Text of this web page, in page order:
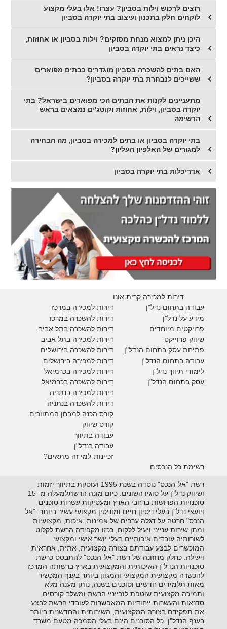
רוצים לרכוש וילות בסביון? עצרו! אלו בעלי מקצוע
לוקחים חלק בתכנון ועיצוב בתי יוקרה בסביון
היכן ניתן למצוא מנחת מסוקים? וילות בסביון או אחוזות,
כיצד נראים בתי יוקרה בסביון
האם בתים להשכרה בסביון מוגדרים כבתים מפוארים
ששייכים לנבחרת בתי יוקרה בסביון?
מתעניינים לקנות את הבתים הכי מפוארים בישראל? בתי
יוקרה בסביון, וילות, אחוזות וקוטג'ים נמצאים בראש
הרשימה
בתי יוקרה בסביון או בתים למכירה בסביון, מה הבחירה
למגורים של האלפיון העליון?
אדריכלות בתי יוקרה בסביון
דירות למכירה קרית אונו
דירות למכירה במרכז
דירות להשכרה במרכז
דירות להשכרה בתל אביב
דירות למכירה בתל אביב
דירות להשכרה בירושלים
דירות למכירה בירושלים
דירות למכירה בכרמיאל
דירות להשכרה בכרמיאל
דירות למכירה בנתניה
דירות להשכרה בנתניה
קורס הכנה למבחן המתווכים
קורס שיווק
עבודה בתיווך
עבודה בנדל"ן
זכיינות-למי זה מתאים?
עבודה בתחום נדל"ן
מידע על נדל"ן
פרויקטים מיוחדים
שיווק פרוייקט
פתיחת עסק בתחום הנדל"ן
עבודה בתחום הנדל"ן
לימודי תיווך נדל"ן
עסק בתחום הנדל"ן
רשימת כל הנכסים
רשת "אל-הנכס" נוסדה בשנת 1995 ועוסקת בתיווך יזמות
ושיווק נדל"ן על סוגיו השונים. כיום מונה הרשתלמעלה מ- 15
סוכנויות הפרושות ברחבי הארץ ומעסיקות עשרות סוכנים
ויועצי נדל"ן בעלי ניסיון חיים ומוניטין מקצועי עשיר ביותר. "אל
הנכס" חרטה על דגלה ערכים של אמינות, איכות, מקצועיות
ומתן שירות ענייני ויעיל ללקוח, ככזו מקפידה הרשת לקלוט
לשורותיה עובדים איכותיים בעלי יושר אישי ומקצועי
המוכשרים לבצע עבודתם בצורה מקצועית, אתית, אחראית
ויעילה. כחלק מחזונה של רשת "אל-הנכס" להתבסס כרשת
סוכנויות הנדל"ן האיכותית והמקצועית בארץ ברשותה המרכז
להכשרה מקצועית המקצועי והמגוון ביותר בענף המכשיר
מאות תלמידים חדשים וסוכנים בשנה, נותן מענה מלא
ותמיכה מקצועית שוטפת לזכייניי הרשת ומשלב קורסים,
סדנאות והעשרות ייחודיות המאפשרות לעובדי הרשת לבצע
את תפקידם בצורה המקצועית, השירותית והחדשנית ביותר
בענף הנדל"ן. כל הסוכנים הינם בעלי הסמכה מטעם משרד